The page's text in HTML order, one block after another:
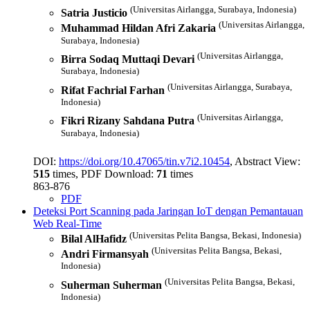
Satria Justicio (Universitas Airlangga, Surabaya, Indonesia)
Muhammad Hildan Afri Zakaria (Universitas Airlangga,
Surabaya, Indonesia)
Birra Sodaq Muttaqi Devari (Universitas Airlangga,
Surabaya, Indonesia)
Rifat Fachrial Farhan (Universitas Airlangga, Surabaya,
Indonesia)
Fikri Rizany Sahdana Putra (Universitas Airlangga,
Surabaya, Indonesia)
DOI: https://doi.org/10.47065/tin.v7i2.10454, Abstract View:
515 times, PDF Download: 71 times
863-876
PDF
Deteksi Port Scanning pada Jaringan IoT dengan Pemantauan
Web Real-Time
Bilal AlHafidz (Universitas Pelita Bangsa, Bekasi, Indonesia)
Andri Firmansyah (Universitas Pelita Bangsa, Bekasi,
Indonesia)
Suherman Suherman (Universitas Pelita Bangsa, Bekasi,
Indonesia)